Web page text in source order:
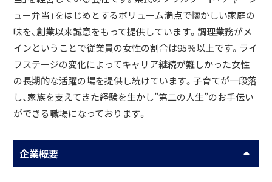
ュー弁当」をはじめとするボリューム満点で懐かしい家庭の
味を、創業以来誠意をもって提供しています。調理業務がメ
インということで従業員の女性の割合は95％以上です。ライ
フステージの変化によってキャリア継続が難しかった女性
の長期的な活躍の場を提供し続けています。子育てが一段落
し、家族を支えてきた経験を生かし”第二の人生”のお手伝い
ができる職場になっております。
企業概要